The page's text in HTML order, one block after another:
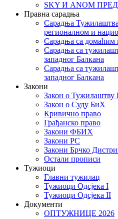
SKY И ANOM
Правна сарадња
Сарадња
регионалном и
Сарадња са домаћим
Сарадња са
западног Балкана
Сарадња са
западног Балкана
Закони
Закон о Тужилаштву
Закон о Суду БиХ
Кривично право
Грађанско право
Закони ФБИХ
Закони РС
Закони Брчко
Остали прописи
Тужиоци
Главни тужилац
Тужиоци Oдсјекa I
Тужиоци Oдсјекa II
Документи
ОПТУЖНИЦЕ 2026